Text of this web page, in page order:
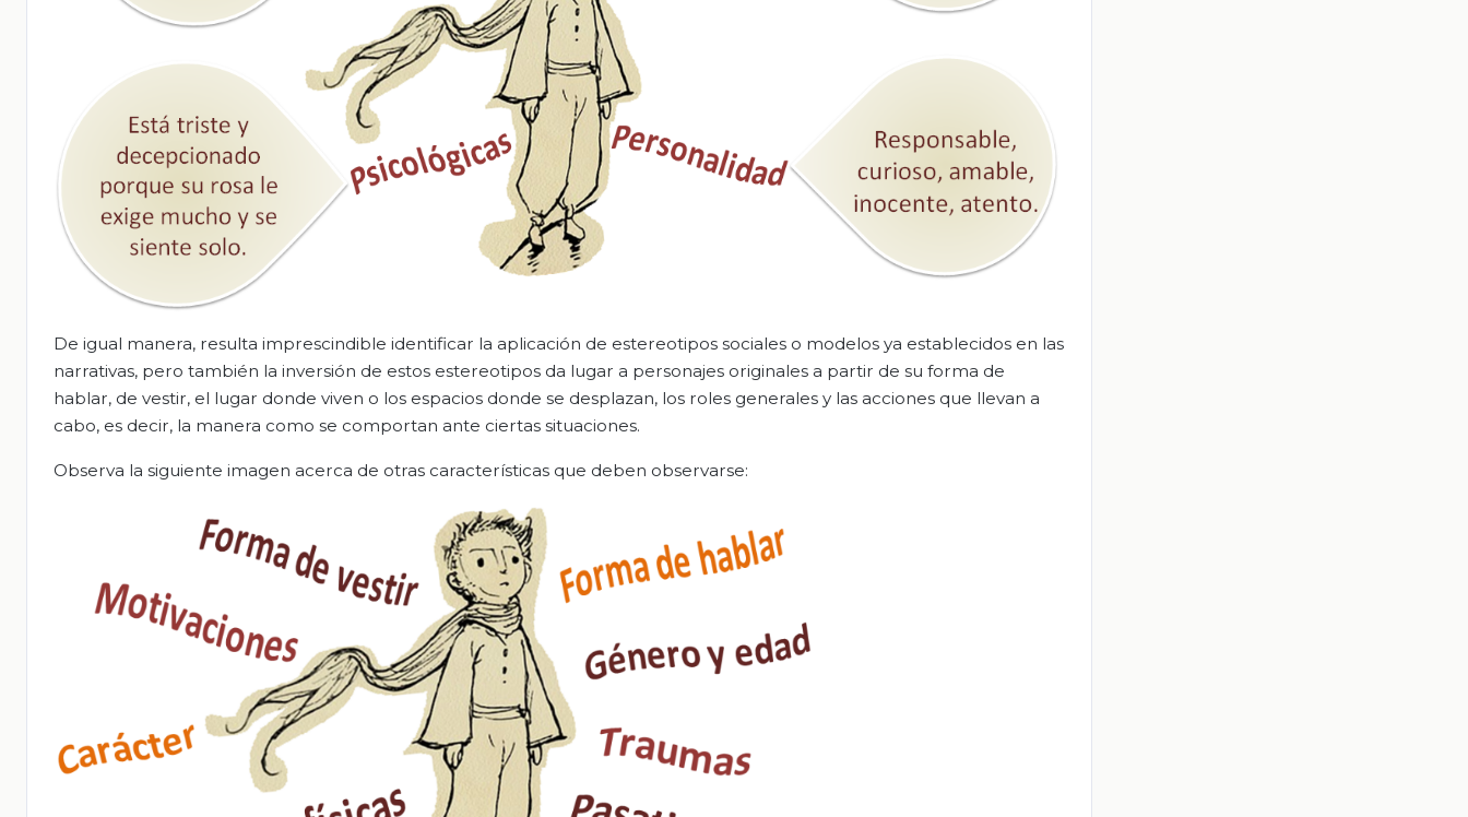
De igual manera, resulta imprescindible identificar la aplicación de estereotipos sociales o modelos ya establecidos en las
narrativas, pero también la inversión de estos estereotipos da lugar a personajes originales a partir de su forma de
hablar, de vestir, el lugar donde viven o los espacios donde se desplazan, los roles generales y las acciones que llevan a
cabo, es decir, la manera como se comportan ante ciertas situaciones.
Observa la siguiente imagen acerca de otras características que deben observarse: